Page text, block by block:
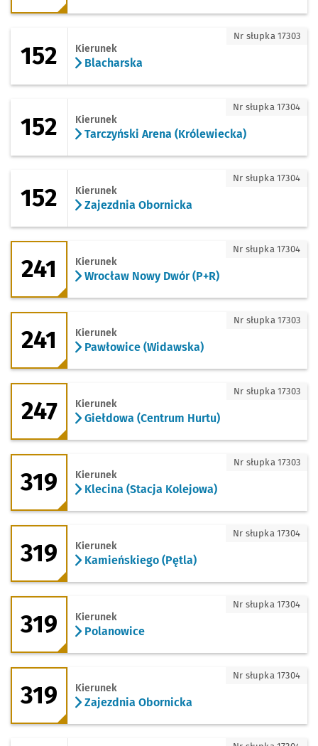
152 Kierunek
Blacharska
Nr słupka 17303
152 - kierunek Tarczyński Arena
152 Kierunek
Tarczyński Arena (Królewiecka)
Nr słupka 17304
152 - kierunek Zajezdnia Obornicka
152 Kierunek
Zajezdnia Obornicka
Nr słupka 17304
241 - kierunek Wrocław Nowy Dwór
241 Kierunek
Wrocław Nowy Dwór (P+R)
Nr słupka 17304
241 - kierunek Pawłowice (Widawska)
241 Kierunek
Pawłowice (Widawska)
Nr słupka 17303
247 - kierunek Giełdowa (Centrum
247 Kierunek
Giełdowa (Centrum Hurtu)
Nr słupka 17303
319 - kierunek Klecina (Stacja
319 Kierunek
Klecina (Stacja Kolejowa)
Nr słupka 17303
319 - kierunek Kamieńskiego (Pętla)
319 Kierunek
Kamieńskiego (Pętla)
Nr słupka 17304
319 - kierunek Polanowice
319 Kierunek
Polanowice
Nr słupka 17304
319 - kierunek Zajezdnia Obornicka
319 Kierunek
Zajezdnia Obornicka
Nr słupka 17304